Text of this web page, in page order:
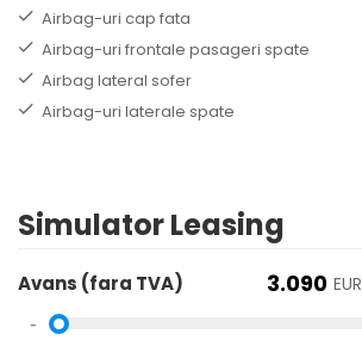
Airbag-uri cap fata
Airbag-uri frontale pasageri spate
Airbag lateral sofer
Airbag-uri laterale spate
Simulator Leasing
Avans (fara TVA) 3.090 EUR
-